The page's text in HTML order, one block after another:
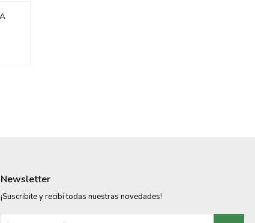
Newsletter
¡Suscribite y recibí todas nuestras novedades!